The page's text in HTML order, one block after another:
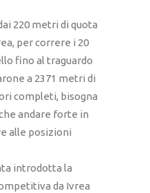
220 metri di quota
per correre i 20
fino al traguardo
a 2371 metri di
completi, bisogna
andare forte in
alle posizioni
introdotta la
da Ivrea